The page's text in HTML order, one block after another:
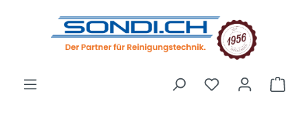
springen